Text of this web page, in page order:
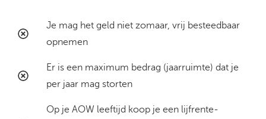
Je mag het geld niet zomaar, vrij besteedbaar
opnemen​​
Er is een maximum bedrag (jaarruimte) dat je
per jaar mag storten​​
Op je AOW leeftijd koop je een lijfrente-